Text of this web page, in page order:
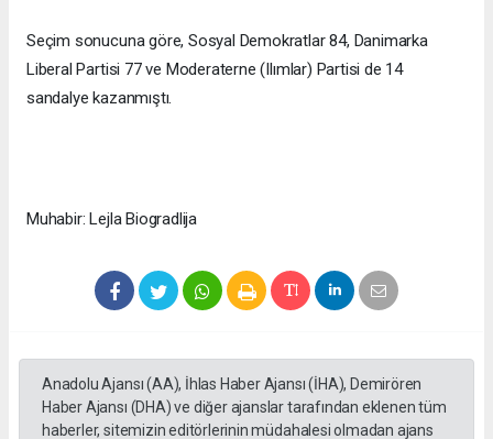
Seçim sonucuna göre, Sosyal Demokratlar 84, Danimarka
Liberal Partisi 77 ve Moderaterne (Ilımlar) Partisi de 14
sandalye kazanmıştı.
Muhabir: Lejla Biogradlija
Anadolu Ajansı (AA), İhlas Haber Ajansı (İHA), Demirören
Haber Ajansı (DHA) ve diğer ajanslar tarafından eklenen tüm
haberler, sitemizin editörlerinin müdahalesi olmadan ajans